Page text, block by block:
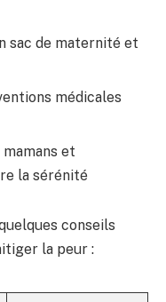
sac de maternité et
médicales
et
la sérénité
conseils
la peur :